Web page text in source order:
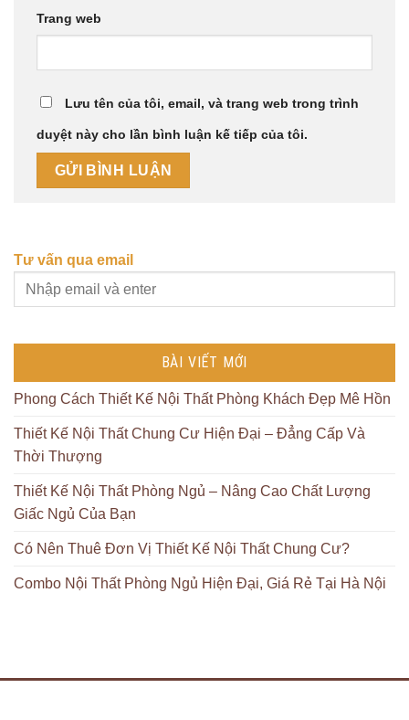
Trang web
Lưu tên của tôi, email, và trang web trong trình
duyệt này cho lần bình luận kế tiếp của tôi.
Tư vấn qua email
BÀI VIẾT MỚI
Phong Cách Thiết Kế Nội Thất Phòng Khách Đẹp Mê Hồn
Thiết Kế Nội Thất Chung Cư Hiện Đại – Đẳng Cấp Và
Thời Thượng
Thiết Kế Nội Thất Phòng Ngủ – Nâng Cao Chất Lượng
Giấc Ngủ Của Bạn
Có Nên Thuê Đơn Vị Thiết Kế Nội Thất Chung Cư?
Combo Nội Thất Phòng Ngủ Hiện Đại, Giá Rẻ Tại Hà Nội